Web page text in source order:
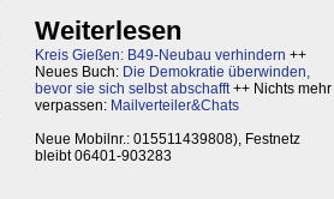
Weiterlesen
Kreis Gießen: B49-Neubau verhindern ++
Neues Buch: Die Demokratie überwinden,
bevor sie sich selbst abschafft++ Nichts mehr
verpassen: Mailverteiler&Chats
Neue Mobilnr.: 015511439808), Festnetz
bleibt 06401-903283